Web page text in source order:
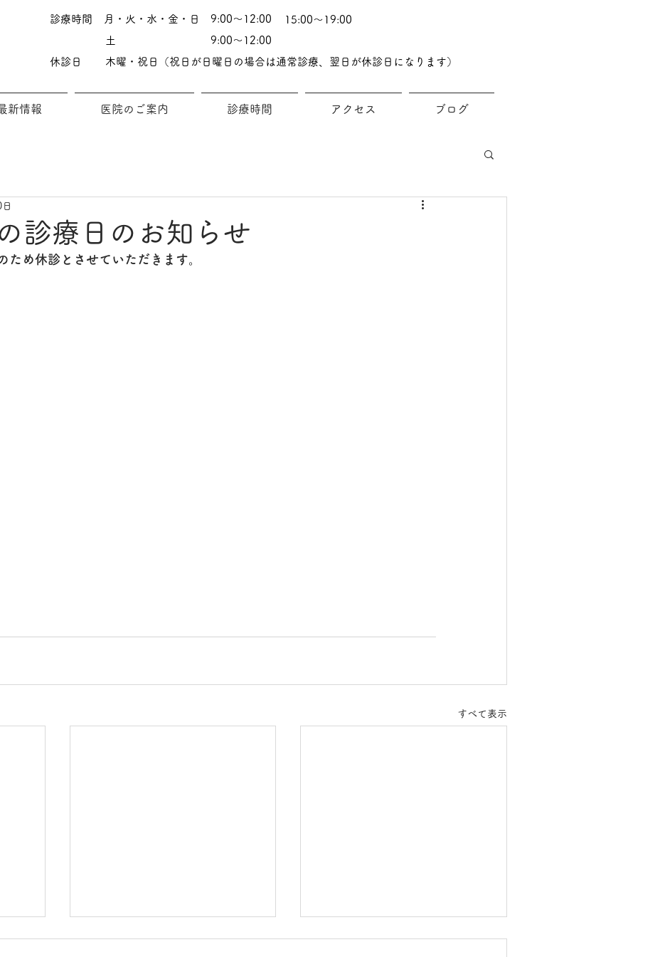
診療時間
月・火・水・金・日
土
9:00～12:00
9:00～12:00
15:00～19:00
休診日 木曜・祝日（祝日が日曜日の場合は通常診療、翌日が休診日になります）
新情報 医院のご案内 診療時間 アクセス ブログ
診療日のお知らせ
ため休診とさせていただきます。
すべて表示